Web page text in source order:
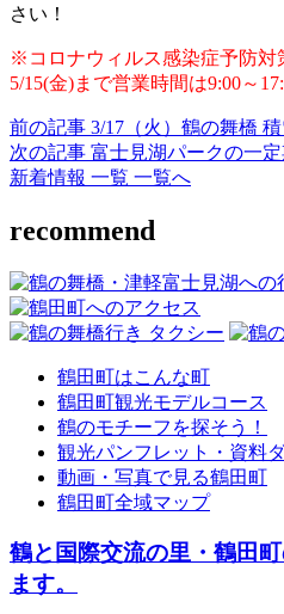
さい！
※コロナウィルス感染症予防対
5/15(金)まで営業時間は9:00～
前の記事 3/17（火）鶴の舞橋
次の記事 富士見湖パークの一
新着情報 一覧 一覧へ
recommend
鶴田町はこんな町
鶴田町観光モデルコース
鶴のモチーフを探そう！
観光パンフレット・資料
動画・写真で見る鶴田町
鶴田町全域マップ
鶴と国際交流の里・鶴田
ます。